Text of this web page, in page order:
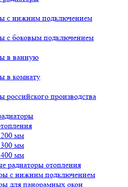
с нижним подключением
с боковым подключением
в ванную
в комнату
российского производства
мм
мм
мм
радиаторы отопления
с нижним подключением
для панорамных окон